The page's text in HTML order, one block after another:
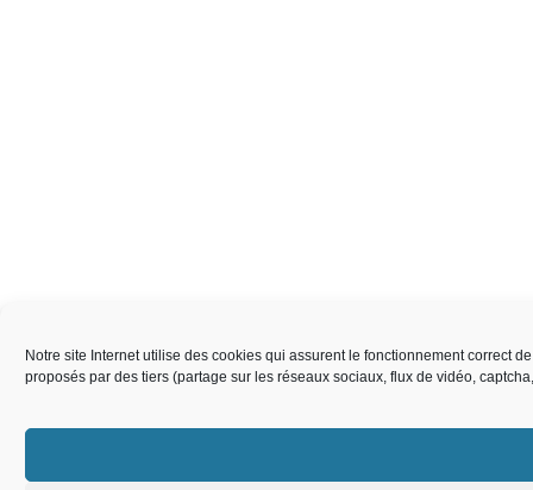
Notre site Internet utilise des cookies qui assurent le fonctionnement correct
proposés par des tiers (partage sur les réseaux sociaux, flux de vidéo,